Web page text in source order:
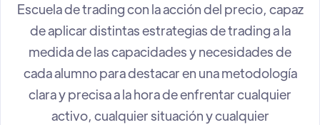
Escuela de trading con la acción del precio, capaz
de aplicar distintas estrategias de trading a la
medida de las capacidades y necesidades de
cada alumno para destacar en una metodología
clara y precisa a la hora de enfrentar cualquier
activo, cualquier situación y cualquier